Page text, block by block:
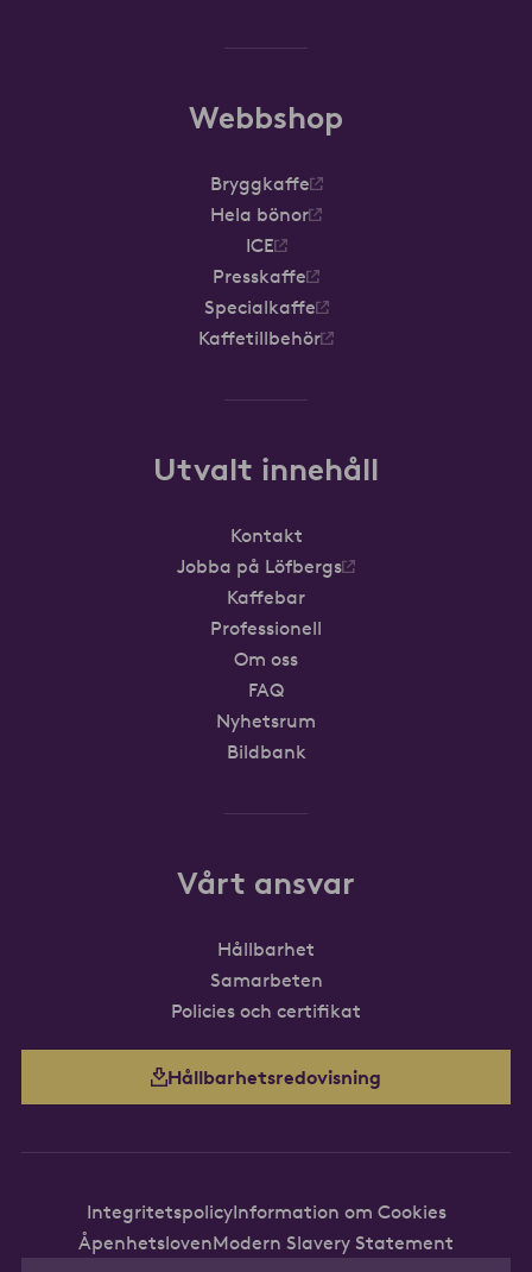
Webbshop
Bryggkaffe
Hela bönor
ICE
Presskaffe
Specialkaffe
Kaffetillbehör
Utvalt innehåll
Kontakt
Jobba på Löfbergs
Kaffebar
Professionell
Om oss
FAQ
Nyhetsrum
Bildbank
Vårt ansvar
Hållbarhet
Samarbeten
Policies och certifikat
Hållbarhetsredovisning
IntegritetspolicyInformation om Cookies
ÅpenhetslovenModern Slavery Statement